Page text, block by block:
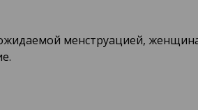
менструацией,